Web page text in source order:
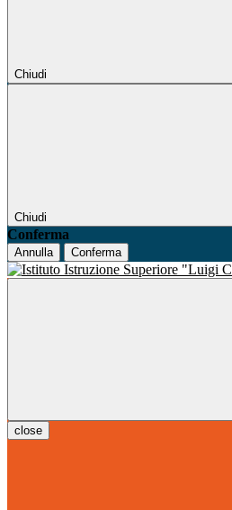
Chiudi
Chiudi
Conferma
Annulla Conferma
close